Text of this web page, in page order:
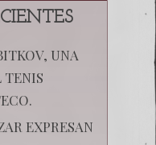
UNA
TENIS
EXPRESAN